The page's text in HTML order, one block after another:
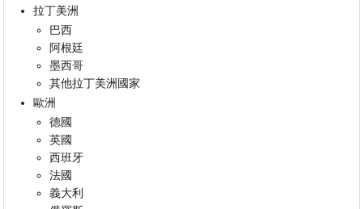
拉丁美洲
巴西
阿根廷
墨西哥
其他拉丁美洲國家
歐洲
德國
英國
西班牙
法國
義大利